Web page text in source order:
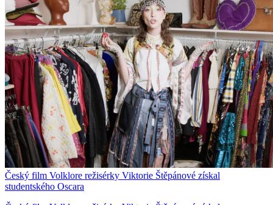
Český film Volklore režisérky Viktorie Štěpánové získal
studentského Oscara